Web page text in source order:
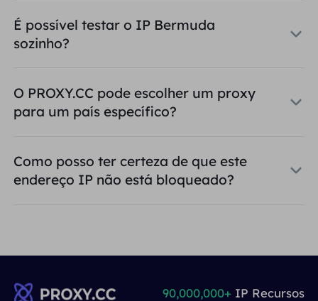
É possível testar o IP Bermuda
sozinho?
O PROXY.CC pode escolher um proxy
para um país específico?
Como posso ter certeza de que este
endereço IP não está bloqueado?
90,000,000+ IP Recursos